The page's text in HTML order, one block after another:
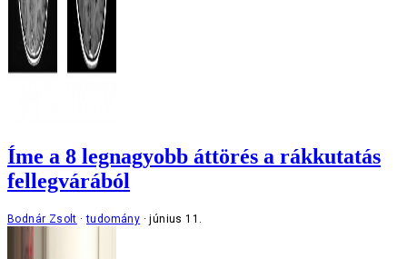
Íme a 8 legnagyobb áttörés a rákkutatás
fellegvárából
Bodnár Zsolt tudomány június 11.